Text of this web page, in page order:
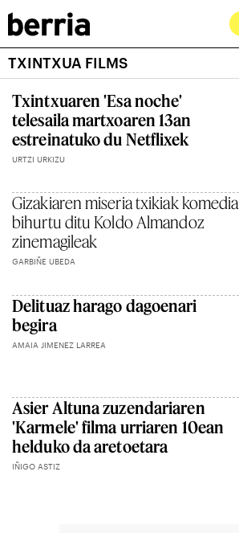
TXINTXUA FILMS
Txintxuaren 'Esa noche'
telesaila martxoaren 13an
estreinatuko du Netflixek
URTZI URKIZU
Gizakiaren miseria txikiak komedia
bihurtu ditu Koldo Almandoz
zinemagileak
GARBIÑE UBEDA
Delituaz harago dagoenari
begira
AMAIA JIMENEZ LARREA
Asier Altuna zuzendariaren
'Karmele' filma urriaren 10ean
helduko da aretoetara
IÑIGO ASTIZ